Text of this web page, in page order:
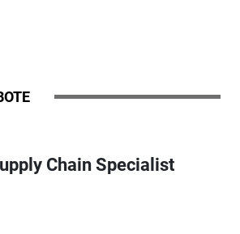
Chain Specialist